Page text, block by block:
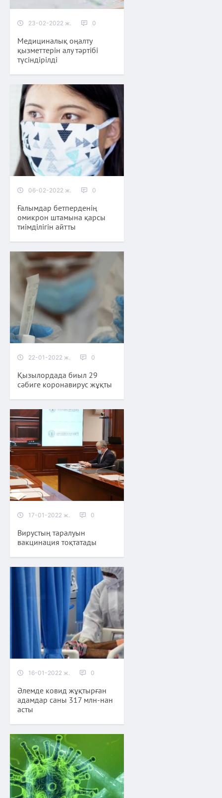
23-02-2022 ж. 0
Медициналық оңалту
қызметтерін алу тәртібі
түсіндірілді
06-02-2022 ж. 0
Ғалымдар бетперденің
омикрон штамына қарсы
тиімділігін айтты
22-01-2022 ж. 0
Қызылордада биыл 29
сәбиге коронавирус жұқты
17-01-2022 ж. 0
Вирустың таралуын
вакцинация тоқтатады
16-01-2022 ж. 0
Әлемде ковид жұқтырған
адамдар саны 317 млн-нан
асты